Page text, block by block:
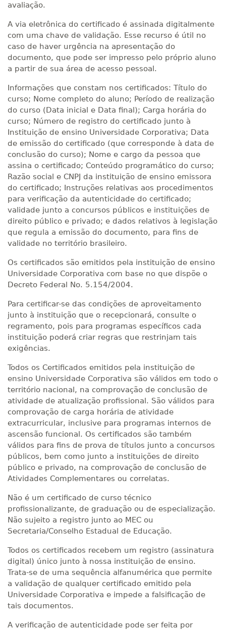
avaliação.
A via eletrônica do certificado é assinada digitalmente
com uma chave de validação. Esse recurso é útil no
caso de haver urgência na apresentação do
documento, que pode ser impresso pelo próprio aluno
a partir de sua área de acesso pessoal.
Informações que constam nos certificados: Título do
curso; Nome completo do aluno; Período de realização
do curso (Data inicial e Data final); Carga horária do
curso; Número de registro do certificado junto à
Instituição de ensino Universidade Corporativa; Data
de emissão do certificado (que corresponde à data de
conclusão do curso); Nome e cargo da pessoa que
assina o certificado; Conteúdo programático do curso;
Razão social e CNPJ da instituição de ensino emissora
do certificado; Instruções relativas aos procedimentos
para verificação da autenticidade do certificado;
validade junto a concursos públicos e instituições de
direito público e privado; e dados relativos à legislação
que regula a emissão do documento, para fins de
validade no território brasileiro.
Os certificados são emitidos pela instituição de ensino
Universidade Corporativa com base no que dispõe o
Decreto Federal No. 5.154/2004.
Para certificar-se das condições de aproveitamento
junto à instituição que o recepcionará, consulte o
regramento, pois para programas específicos cada
instituição poderá criar regras que restrinjam tais
exigências.
Todos os Certificados emitidos pela instituição de
ensino Universidade Corporativa são válidos em todo o
território nacional, na comprovação de conclusão de
atividade de atualização profissional. São válidos para
comprovação de carga horária de atividade
extracurricular, inclusive para programas internos de
ascensão funcional. Os certificados são também
válidos para fins de prova de títulos junto a concursos
públicos, bem como junto a instituições de direito
público e privado, na comprovação de conclusão de
Atividades Complementares ou correlatas.
Não é um certificado de curso técnico
profissionalizante, de graduação ou de especialização.
Não sujeito a registro junto ao MEC ou
Secretaria/Conselho Estadual de Educação.
Todos os certificados recebem um registro (assinatura
digital) único junto à nossa instituição de ensino.
Trata-se de uma sequência alfanumérica que permite
a validação de qualquer certificado emitido pela
Universidade Corporativa e impede a falsificação de
tais documentos.
A verificação de autenticidade pode ser feita por